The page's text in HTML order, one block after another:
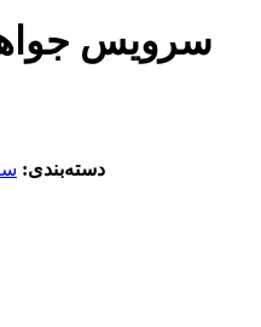
سرویس
دسته‌بندی: